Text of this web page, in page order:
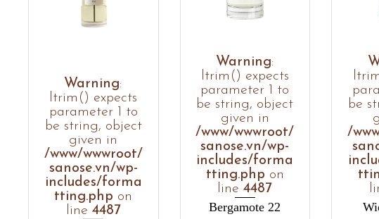
Warning:
ltrim() expects
parameter 1 to
be string, object
given in
/www/wwwroot/
sanose.vn/wp-
includes/forma
tting.php on
line 4487
Warning:
ltrim() expects
parameter 1 to
be string, object
given in
/www/wwwroot/
sanose.vn/wp-
includes/forma
tting.php on
line4487
Bergamote 22
be
/